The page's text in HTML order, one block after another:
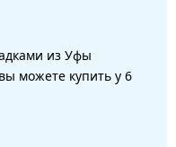
из Уфы
можете купить у 6